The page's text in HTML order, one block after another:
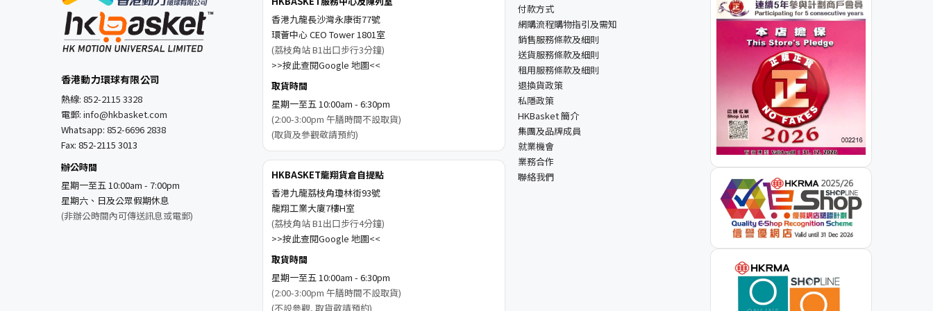
香港動力環球有限公司
熱線: 852-2115 3328
電郵: info@hkbasket.com
Whatsapp: 852-6696 2838
Fax: 852-2115 3013
辦公時間
星期一至五 10:00am - 7:00pm
星期六、日及公眾假期休息
(非辦公時間內可傳送訊息或電郵)
香港九龍長沙灣永康街77號
環薈中心 CEO Tower 1801室
(荔枝角站 B1出口步行3分鐘)
>>按此查閱Google 地圖<<
取貨時間
星期一至五 10:00am - 6:30pm
(2:00-3:00pm 午膳時間不設取貨)
(取貨及參觀敬請預約)
HKBASKET龍翔貨倉自提點
香港九龍荔枝角瓊林街93號
龍翔工業大廈7樓H室
(荔枝角站 B1出口步行4分鐘)
>>按此查閱Google 地圖<<
取貨時間
星期一至五 10:00am - 6:30pm
(2:00-3:00pm 午膳時間不設取貨)
(不設參觀, 取貨敬請預約)
付款方式
網購流程購物指引及需知
銷售服務條款及細則
送貨服務條款及細則
租用服務條款及細則
退換貨政策
私隱政策
HKBasket 簡介
集團及品牌成員
就業機會
業務合作
聯絡我們